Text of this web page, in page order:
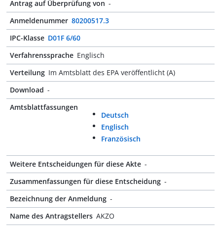
Antrag auf Überprüfung von -
Anmeldenummer 80200517.3
IPC-Klasse D01F 6/60
Verfahrenssprache Englisch
Verteilung Im Amtsblatt des EPA veröffentlicht (A)
Download -
Amtsblattfassungen
Deutsch
Englisch
Französisch
Weitere Entscheidungen für diese Akte -
Zusammenfassungen für diese Entscheidung -
Bezeichnung der Anmeldung -
Name des Antragstellers AKZO